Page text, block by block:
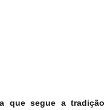
que segue a tradição